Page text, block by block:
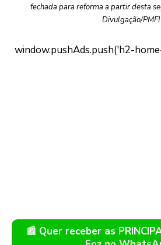
fechada para reforma a partir desta
Divulgação/PMFI
📰 Quer receber as